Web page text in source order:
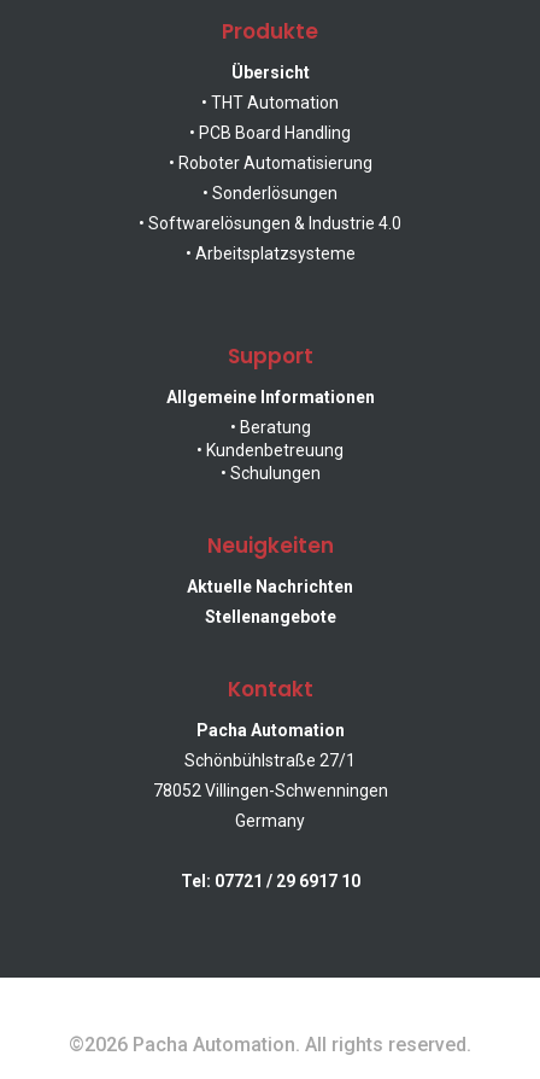
Software Solutions & Industry 4.0
Automation
Schönbühlstraße
Villingen-
Schwenningen
Email &
Ihr direkter Draht
zu uns.
Produkte
Übersicht
• THT Automation
• PCB Board Handling
• Roboter Automatisierung
• Sonderlösungen
• Softwarelösungen & Industrie 4.0
• Arbeitsplatzsysteme
Support
Allgemeine Informationen
• Beratung
• Kundenbetreuung
• Schulungen
Neuigkeiten
Aktuelle Nachrichten
Stellenangebote
Kontakt
Pacha Automation
Schönbühlstraße 27/1
78052 Villingen-Schwenningen
Germany
Tel: 07721 / 29 6917 10
©2026 Pacha Automation. All rights reserved.